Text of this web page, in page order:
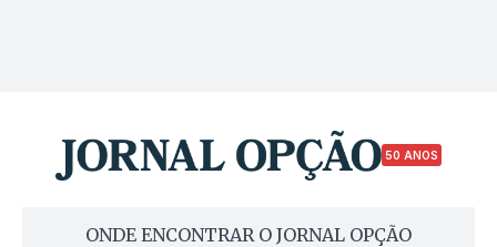
50 ANOS
ONDE ENCONTRAR O JORNAL OPÇÃO